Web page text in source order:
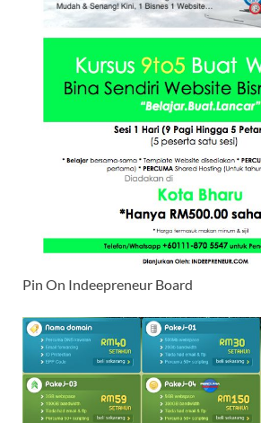
Pin On Indeepreneur Board